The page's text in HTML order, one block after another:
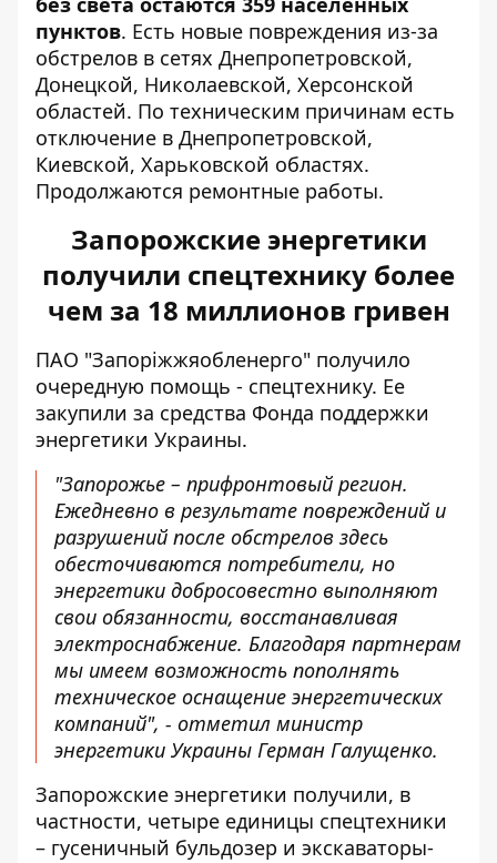
пунктов. Есть новые повреждения из-за
обстрелов в сетях Днепропетровской,
Донецкой, Николаевской, Херсонской
областей. По техническим причинам есть
отключение в Днепропетровской,
Киевской, Харьковской областях.
Продолжаются ремонтные работы.
Запорожские энергетики
получили спецтехнику более
чем за 18 миллионов гривен
ПАО "Запоріжжяобленерго" получило
очередную помощь - спецтехнику. Ее
закупили за средства Фонда поддержки
энергетики Украины.
"Запорожье – прифронтовый регион.
Ежедневно в результате повреждений и
разрушений после обстрелов здесь
обесточиваются потребители, но
энергетики добросовестно выполняют
свои обязанности, восстанавливая
электроснабжение. Благодаря партнерам
мы имеем возможность пополнять
техническое оснащение энергетических
компаний", - отметил министр
энергетики Украины Герман Галущенко.
Запорожские энергетики получили, в
частности, четыре единицы спецтехники
– гусеничный бульдозер и экскаваторы-